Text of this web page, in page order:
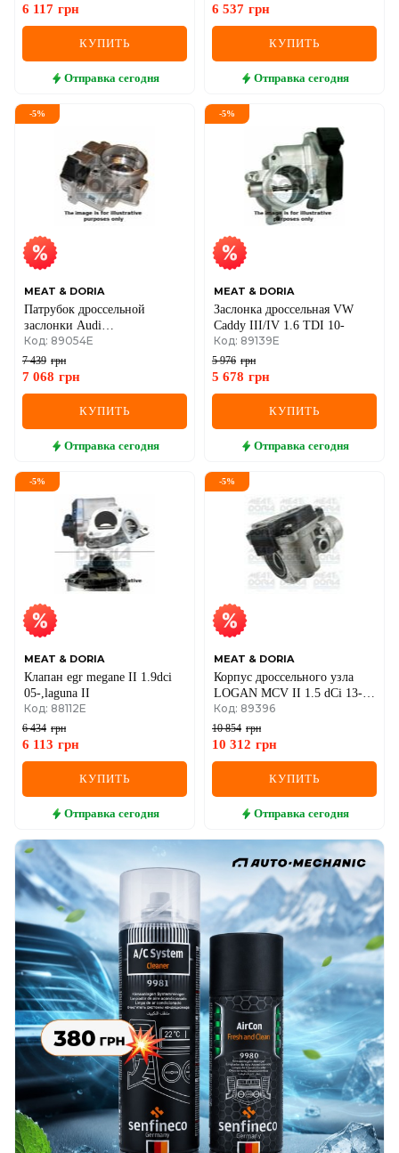
6 117 грн
КУПИТЬ
Отправка сегодня
6 537 грн
КУПИТЬ
Отправка сегодня
-5%
MEAT & DORIA
Патрубок дроссельной
заслонки Audi
A4/6,Seat,Skoda SuperB
I,Passat 1.9/2.0TDI 03-
Код: 89054E
7 439 грн
7 068 грн
КУПИТЬ
Отправка сегодня
-5%
MEAT & DORIA
Заслонка дроссельная VW
Caddy III/IV 1.6 TDI 10-
Код: 89139E
5 976 грн
5 678 грн
КУПИТЬ
Отправка сегодня
-5%
MEAT & DORIA
Клапан egr megane II 1.9dci
05-,laguna II
Код: 88112E
6 434 грн
6 113 грн
КУПИТЬ
Отправка сегодня
-5%
MEAT & DORIA
Корпус дроссельного узла
LOGAN MCV II 1.5 dCi 13-,
RENAULT SCENIC III
(JZ0/1) 1.5 dCi 09-DACIA
Код: 89396
10 854 грн
10 312 грн
КУПИТЬ
Отправка сегодня